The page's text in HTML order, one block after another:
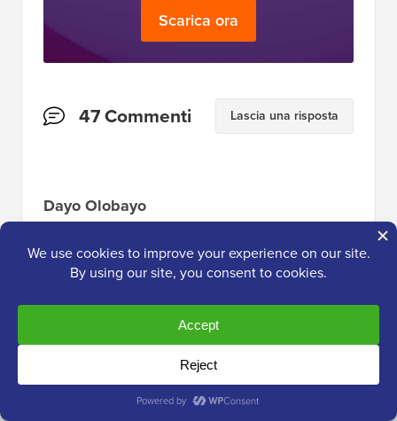
Scarica ora
Interazioni
47 Commenti Lascia una risposta
Dayo Olobayo
capito quanta differenza potesse fare
notificare specificamente agli utenti le risposte
ai commenti. Il secondo metodo che utilizza
un plugin gratuito è un'opzione economica
che proverò sul mio sito web. Tornerò con un